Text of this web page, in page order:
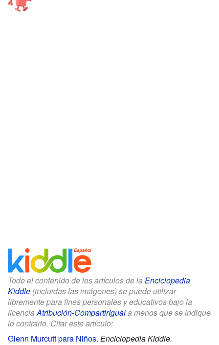
Todo el contenido de los artículos de la Enciclopedia
Kiddle (incluidas las imágenes) se puede utilizar
libremente para fines personales y educativos bajo la
licencia Atribución-CompartirIguala menos que se indique
lo contrario. Citar este artículo:
Glenn Murcutt para Niños. Enciclopedia Kiddle.